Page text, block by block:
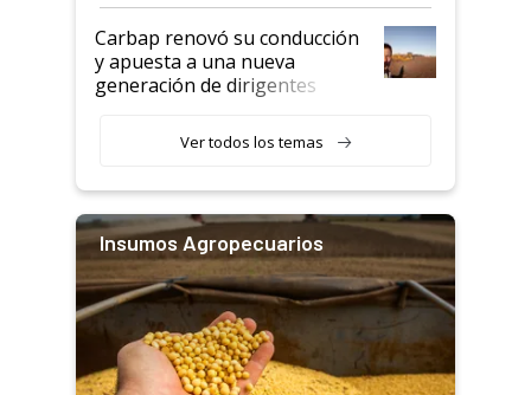
Carbap renovó su conducción
y apuesta a una nueva
generación de dirigentes
Ver todos los temas
Insumos Agropecuarios